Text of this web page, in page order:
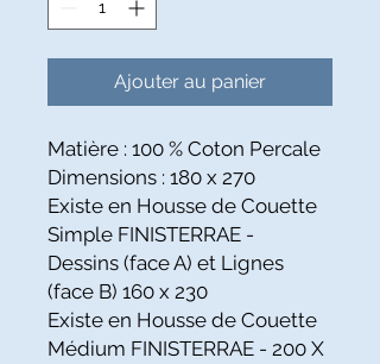
Ajouter au panier
Matière : 100 % Coton Percale
Dimensions : 180 x 270
Existe en Housse de Couette
Simple FINISTERRAE -
Dessins (face A) et Lignes
(face B) 160 x 230
Existe en Housse de Couette
Médium FINISTERRAE - 200 X